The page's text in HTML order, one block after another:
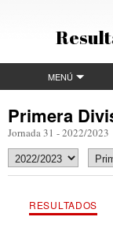
MENÚ
Primera
Jornada 31 - 2022/2023
RESULTADOS